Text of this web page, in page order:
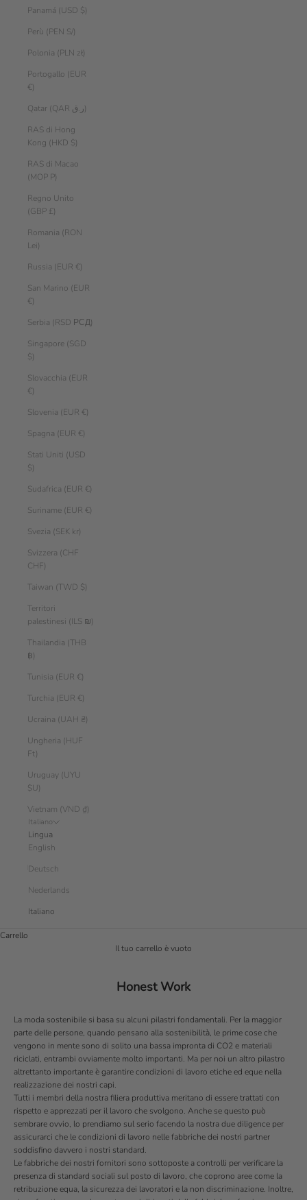
Panamá (USD $)
Perù (PEN S/)
Polonia (PLN zł)
Portogallo (EUR
€)
Qatar (QAR ر.ق)
RAS di Hong
Kong (HKD $)
RAS di Macao
(MOP P)
Regno Unito
(GBP £)
Romania (RON
Lei)
Russia (EUR €)
San Marino (EUR
€)
Serbia (RSD РСД)
Singapore (SGD
$)
Slovacchia (EUR
€)
Slovenia (EUR €)
Spagna (EUR €)
Stati Uniti (USD
$)
Sudafrica (EUR €)
Suriname (EUR €)
Svezia (SEK kr)
Svizzera (CHF
CHF)
Taiwan (TWD $)
Territori
palestinesi (ILS ₪)
Thailandia (THB
฿)
Tunisia (EUR €)
Turchia (EUR €)
Ucraina (UAH ₴)
Ungheria (HUF
Ft)
Uruguay (UYU
$U)
Vietnam (VND ₫)
Italiano
Lingua
English
Deutsch
Nederlands
Italiano
Carrello
Il tuo carrello è vuoto
Honest Work
La moda sostenibile si basa su alcuni pilastri fondamentali. Per la maggior
parte delle persone, quando pensano alla sostenibilità, le prime cose che
vengono in mente sono di solito una bassa impronta di CO2 e materiali
riciclati, entrambi ovviamente molto importanti. Ma per noi un altro pilastro
altrettanto importante è garantire condizioni di lavoro etiche ed eque nella
realizzazione dei nostri capi.
Tutti i membri della nostra filiera produttiva meritano di essere trattati con
rispetto e apprezzati per il lavoro che svolgono. Anche se questo può
sembrare ovvio, lo prendiamo sul serio facendo la nostra due diligence per
assicurarci che le condizioni di lavoro nelle fabbriche dei nostri partner
soddisfino davvero i nostri standard.
Le fabbriche dei nostri fornitori sono sottoposte a controlli per verificare la
presenza di standard sociali sul posto di lavoro, che coprono aree come la
retribuzione equa, la sicurezza dei lavoratori e la non discriminazione. Inoltre,